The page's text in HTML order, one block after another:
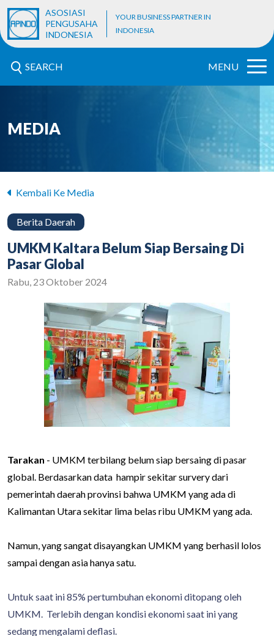
ASOSIASI
PENGUSAHA
INDONESIA
YOUR BUSINESS PARTNER IN
INDONESIA
SEARCH MENU
MEDIA
Kembali Ke Media
Berita Daerah
UMKM Kaltara Belum Siap Bersaing Di
Pasar Global
Rabu, 23 Oktober 2024
Tarakan - UMKM terbilang belum siap bersaing di pasar
global. Berdasarkan data hampir sekitar survery dari
pemerintah daerah provinsi bahwa UMKM yang ada di
Kalimantan Utara sekitar lima belas ribu UMKM yang ada.
Namun, yang sangat disayangkan UMKM yang berhasil lolos
sampai dengan asia hanya satu.
Untuk saat ini 85% pertumbuhan ekonomi ditopang oleh
UMKM. Terlebih dengan kondisi ekonomi saat ini yang
sedang mengalami deflasi.